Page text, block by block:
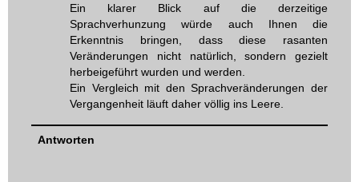
Ein klarer Blick auf die derzeitige
Sprachverhunzung würde auch Ihnen die
Erkenntnis bringen, dass diese rasanten
Veränderungen nicht natürlich, sondern gezielt
herbeigeführt wurden und werden.
Ein Vergleich mit den Sprachveränderungen der
Vergangenheit läuft daher völlig ins Leere.
Antworten